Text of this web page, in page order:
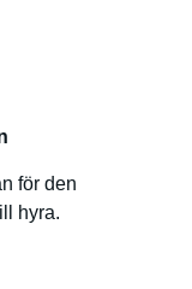
för den
hyra.